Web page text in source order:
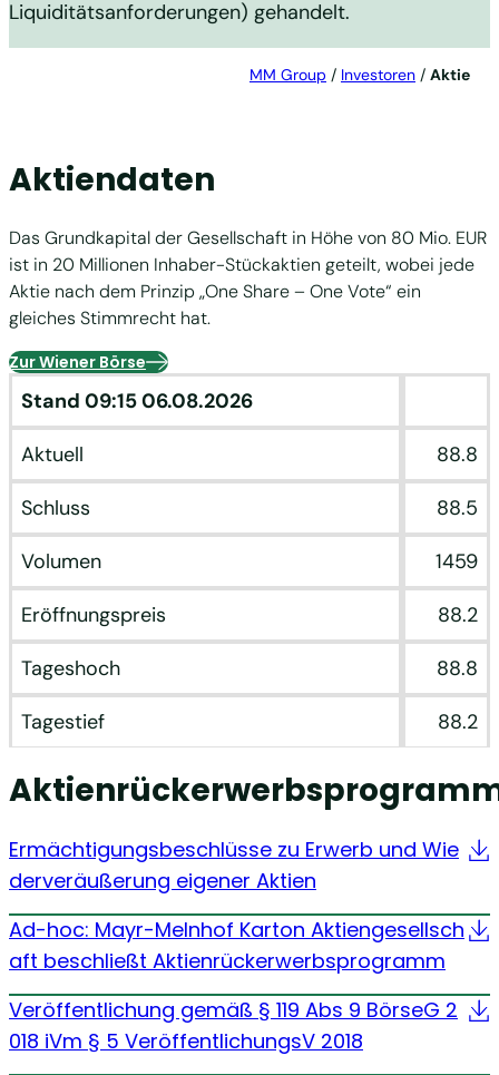
Liquiditätsanforderungen) gehandelt.
MM Group / Investoren / Aktie
Aktiendaten
Das Grundkapital der Gesellschaft in Höhe von 80 Mio. EUR
ist in 20 Millionen Inhaber-Stückaktien geteilt, wobei jede
Aktie nach dem Prinzip „One Share – One Vote“ ein
gleiches Stimmrecht hat.
Zur Wiener Börse
Stand 09:15 06.08.2026
Aktuell
88.8
Schluss
88.5
Volumen
1459
Eröffnungspreis
88.2
Tageshoch
88.8
Tagestief
88.2
Ermächtigungsbeschlüsse zu Erwerb und Wie
derveräußerung eigener Aktien
Ad-hoc: Mayr-Melnhof Karton Aktiengesellsch
aft beschließt Aktienrückerwerbsprogramm
Veröffentlichung gemäß § 119 Abs 9 BörseG 2
018 iVm § 5 VeröffentlichungsV 2018